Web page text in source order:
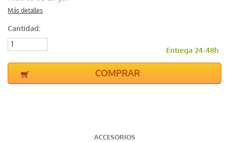
Más detalles
Cantidad:
Entrega 24-48h
COMPRAR
ACCESORIOS